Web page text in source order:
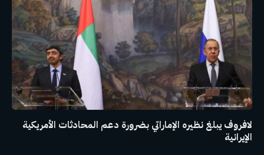
لافروف يبلغ نظيره الإماراتي بضرورة دعم المحادثات الأمريكية
الإيرانية